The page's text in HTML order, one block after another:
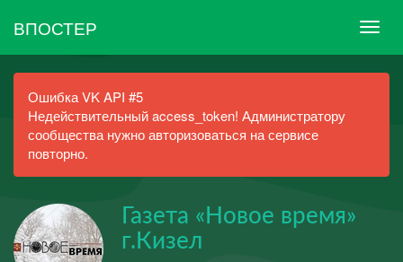
ВПОСТЕР
Ошибка VK API #5
Недействительный access_token! Администратору
сообщества нужно авторизоваться на сервисе
повторно.
Газета «Новое время»
г.Кизел